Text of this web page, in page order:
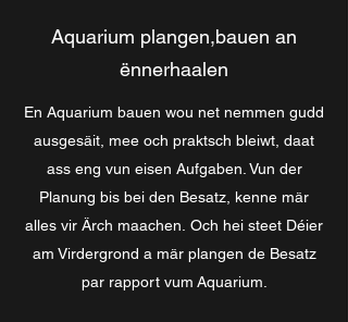
Aquarium plangen,bauen an
ënnerhaalen
En Aquarium bauen wou net nemmen gudd
ausgesäit, mee och praktsch bleiwt, daat
ass eng vun eisen Aufgaben. Vun der
Planung bis bei den Besatz, kenne mär
alles vir Ärch maachen. Och hei steet Déier
am Virdergrond a mär plangen de Besatz
par rapport vum Aquarium.